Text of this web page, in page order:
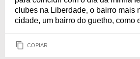
clubes na Liberdade, o bairro mais
cidade, um bairro do guetho, como
COPIAR